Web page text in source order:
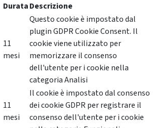
DurataDescrizione
11
mesi
Questo cookie è impostato dal
plugin GDPR Cookie Consent. Il
cookie viene utilizzato per
memorizzare il consenso
dell'utente per i cookie nella
categoria Analisi
11
mesi
Il cookie è impostato dal consenso
dei cookie GDPR per registrare il
consenso dell'utente per i cookie